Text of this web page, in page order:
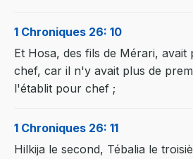
1 Chroniques 26: 10
Et Hosa, des fils de Mérari, avait
chef, car il n'y avait plus de
l'établit pour chef ;
1 Chroniques 26: 11
Hilkija le second, Tébalia le